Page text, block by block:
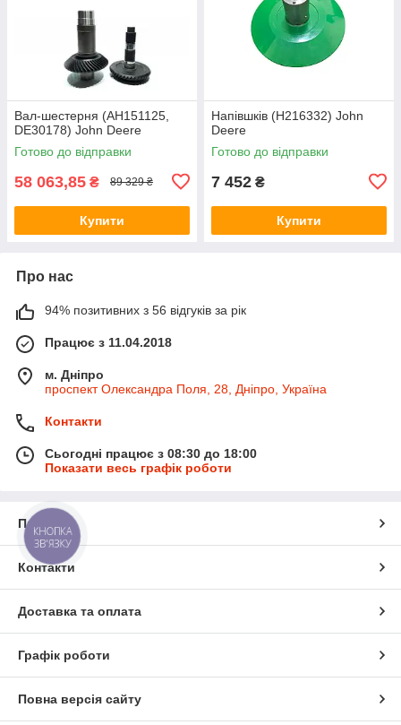
Вал-шестерня (AH151125,
DE30178) John Deere
Готово до відправки
58 063,85 ₴ 89 329 ₴
Купити
Напівшків (H216332) John
Deere
Готово до відправки
7 452 ₴
Купити
Про нас
94% позитивних з 56 відгуків за рік
Працює з 11.04.2018
м. Дніпро
проспект Олександра Поля, 28, Дніпро, Україна
Контакти
Сьогодні працює з 08:30 до 18:00
Показати весь графік роботи
Про нас
Контакти
Доставка та оплата
Графік роботи
Повна версія сайту
КНОПКА
ЗВ'ЯЗКУ